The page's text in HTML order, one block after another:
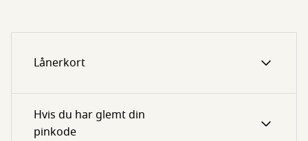
Lånerkort
Hvis du har glemt din
pinkode